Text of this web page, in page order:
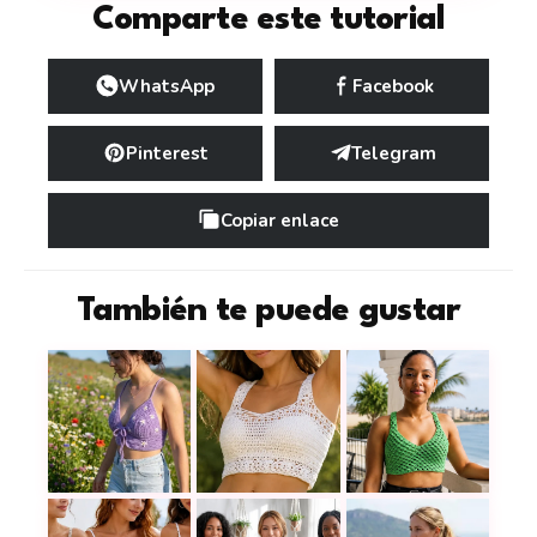
Comparte este tutorial
WhatsApp Facebook
Pinterest Telegram
Copiar enlace
También te puede gustar
Crop top lila a crochet con flores
Combina puntos calados,
Este top